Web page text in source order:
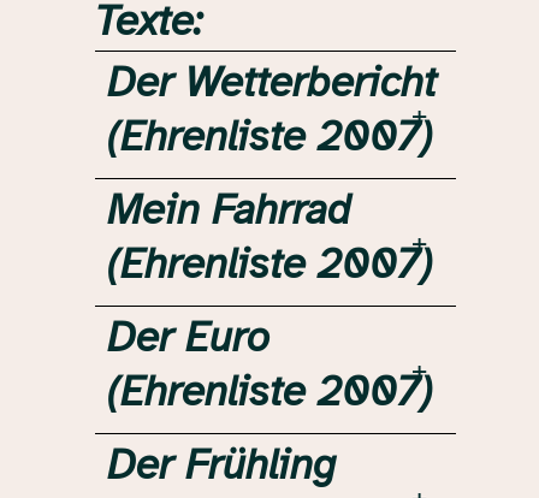
Texte:
Der Wetterbericht
(Ehrenliste 2007)
Mein Fahrrad
(Ehrenliste 2007)
Der Euro
(Ehrenliste 2007)
Der Frühling